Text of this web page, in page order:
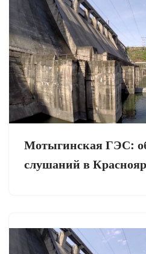
Мотыгинская ГЭС:
слушаний в